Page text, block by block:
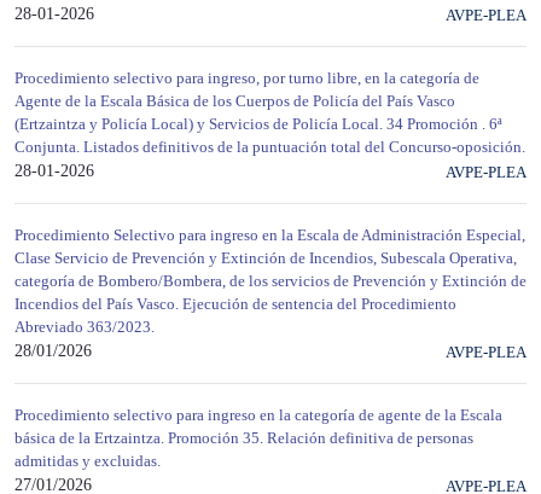
28-01-2026
AVPE-PLEA
Procedimiento selectivo para ingreso, por turno libre, en la categoría de
Agente de la Escala Básica de los Cuerpos de Policía del País Vasco
(Ertzaintza y Policía Local) y Servicios de Policía Local. 34 Promoción . 6ª
Conjunta. Listados definitivos de la puntuación total del Concurso-oposición.
28-01-2026
AVPE-PLEA
Procedimiento Selectivo para ingreso en la Escala de Administración Especial,
Clase Servicio de Prevención y Extinción de Incendios, Subescala Operativa,
categoría de Bombero/Bombera, de los servicios de Prevención y Extinción de
Incendios del País Vasco. Ejecución de sentencia del Procedimiento
Abreviado 363/2023.
28/01/2026
AVPE-PLEA
Procedimiento selectivo para ingreso en la categoría de agente de la Escala
básica de la Ertzaintza. Promoción 35. Relación definitiva de personas
admitidas y excluidas.
27/01/2026
AVPE-PLEA